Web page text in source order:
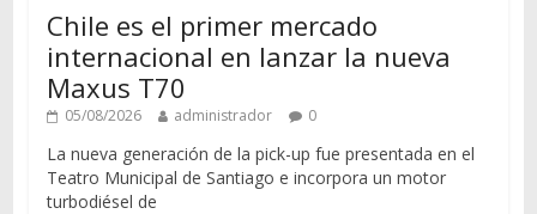
Chile es el primer mercado
internacional en lanzar la nueva
Maxus T70
05/08/2026 administrador 0
La nueva generación de la pick-up fue presentada en el
Teatro Municipal de Santiago e incorpora un motor
turbodiésel de